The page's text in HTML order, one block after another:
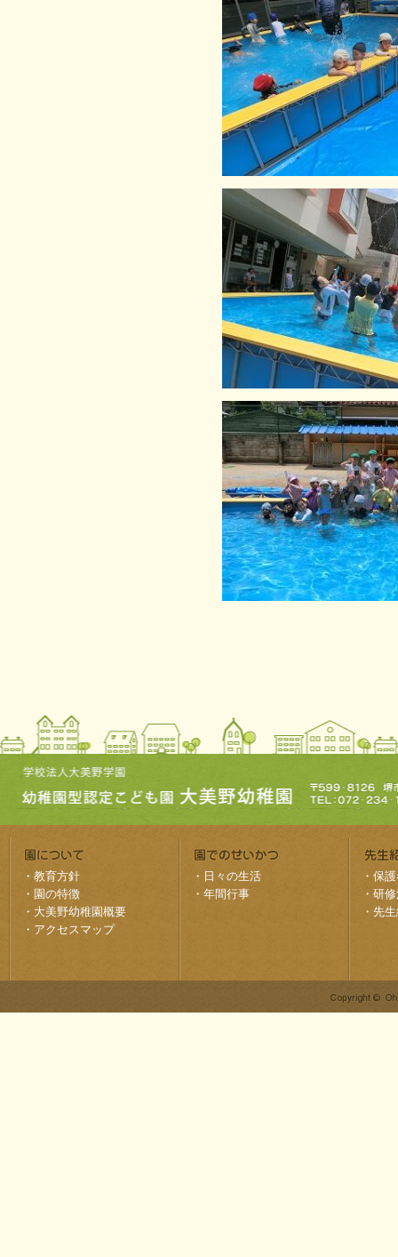
・ 教育方針
・ 園の特徴
・ 大美野幼稚園概要
・ アクセスマップ
・ 日々の生活
・ 年間行事
・ 保
・ 研
・ 先